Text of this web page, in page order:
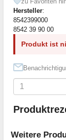
Hersteller:
8542399000
8542 39 90 00
Produkt ist
Weitere